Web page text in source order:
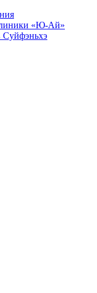
«Ю-Ай»
Суйфэньхэ